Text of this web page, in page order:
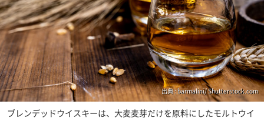
出典 : barmalini/ Shutterstock.com
ブレンデッドウイスキーは、大麦麦芽だけを原料にしたモルトウイ